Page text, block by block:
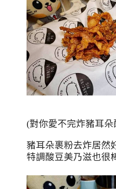
(對你愛不完炸豬耳
豬耳朵裹粉去炸居然
特調酸豆美乃滋也很